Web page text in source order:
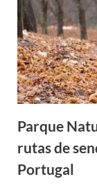
Parque
rutas de
Portugal